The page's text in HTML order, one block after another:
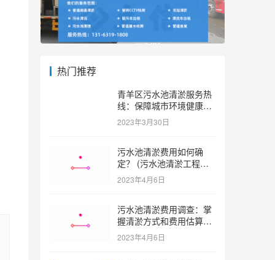
热门推荐
青羊区污水池清淤服务热
线：保障城市环境健康和
可持续发展。 (青羊区污
水池清淤服务热线)
2023年3月30日
污水池清淤费用如何确
定？ (污水池清淤工程价
格多少)
2023年4月6日
污水池清淤费用调查：掌
握清淤方式和费用估算技
巧 (污水池清淤多少钱一
方米)
2023年4月6日